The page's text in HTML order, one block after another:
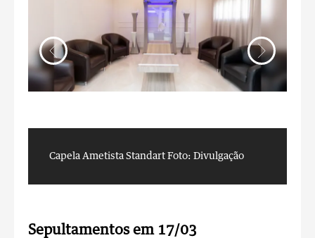
Capela Ametista Standart Foto: Divulgação
Sepultamentos em 17/03